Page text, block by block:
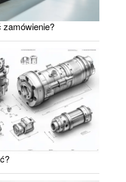
zamówienie?